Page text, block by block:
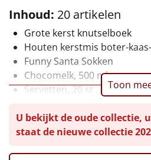
Mannen
Vrouwen
Duurzaam
Leuke
Inhoud: 20 artikelen
Grote kerst knutselboek
Houten kerstmis boter-
Funny Santa Sokken
Chocomelk, 500 ml
Servetten, 20 st
Koektrommel met
Marshmallows, 125 gr
Toon
U bekijkt de oude collectie,
staat de nieuwe collectie